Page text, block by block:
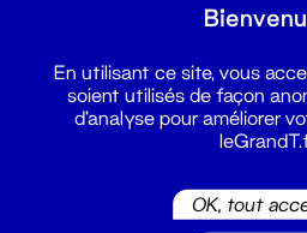
En utilisant ce site, vous
soient utilisés de façon
d'analyse pour améliorer
OK, tout